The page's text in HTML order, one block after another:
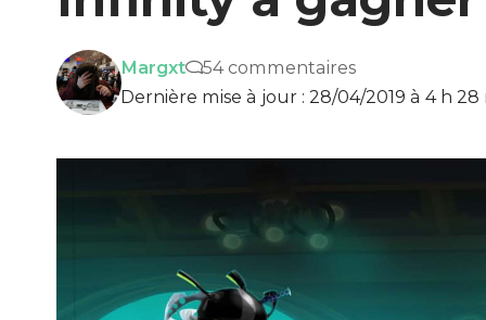
Dernière mise à jour : 28/04/2019 à 4 h 28
Margxt 54 commentaires